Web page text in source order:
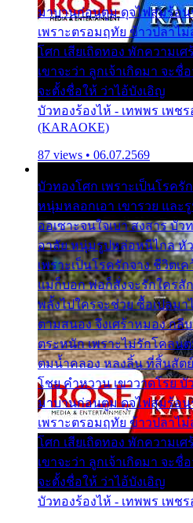
มาบานก่อนตูม ดุจไฟสุมร้อน
เพราะตรอมฤทัย ข้าวปลาไ
โศก เสียเถิดทอง พักความเ
เขาจะว่า ลูกเจ้าเกิดมา จะชื่
จะตั้งชื่อให้ ว่าไอ้บังเอิญ
บัวทองร้องไห้ - เทพพร เพช
(KARAOKE)
87 views • 06.07.2569
บัวทองโศก เพราะเป็นโรค
หนุ่มหลอกเอา เขารวย และ
ออเซาะจนใจเบา สงสาร บัว
อาลัย หนุ่มรูปหล่อหนีไกล หั
เพราะเป็นโรครักจาง ชีวิตเ
แม่ก็บอก พ่อก็สั่งจะรักใครสั
พลั้งไปใครจะช่วย ซื้อเปลมา
ตามสนอง จึงเศร้าหมอง กลี
ตระหนัก เพราะไม่รักโคลน
ตมน้ำคลอง หลงลิ้น ที่สิ้นสัต
โชย คำหวาน เขาวาดโรย
มาบานก่อนตูม ดุจไฟสุมร้อน
เพราะตรอมฤทัย ข้าวปลาไ
โศก เสียเถิดทอง พักความเ
เขาจะว่า ลูกเจ้าเกิดมา จะชื่
จะตั้งชื่อให้ ว่าไอ้บังเอิญ
บัวทองร้องไห้ - เทพพร เพช